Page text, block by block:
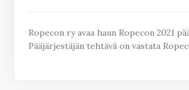
Ropecon ry avaa haun Ropecon 2021
Pääjärjestäjän tehtävä on vastata